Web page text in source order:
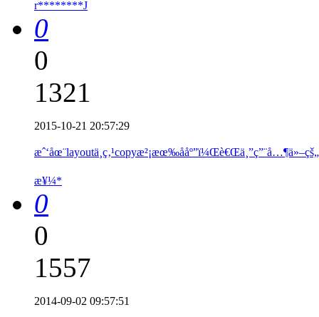
r********J
0
0
1321
2015-10-21 20:57:29
æ¥¼*
0
0
1557
2014-09-02 09:57:51